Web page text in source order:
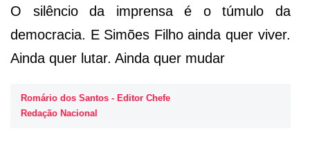
O silêncio da imprensa é o túmulo da
democracia. E Simões Filho ainda quer viver.
Ainda quer lutar. Ainda quer mudar
Romário dos Santos - Editor Chefe
Redação Nacional